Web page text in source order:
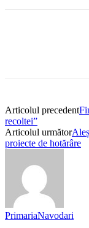
Articolul precedent
recoltei”
Articolul următor
proiecte de hotărâre
PrimariaNavodari